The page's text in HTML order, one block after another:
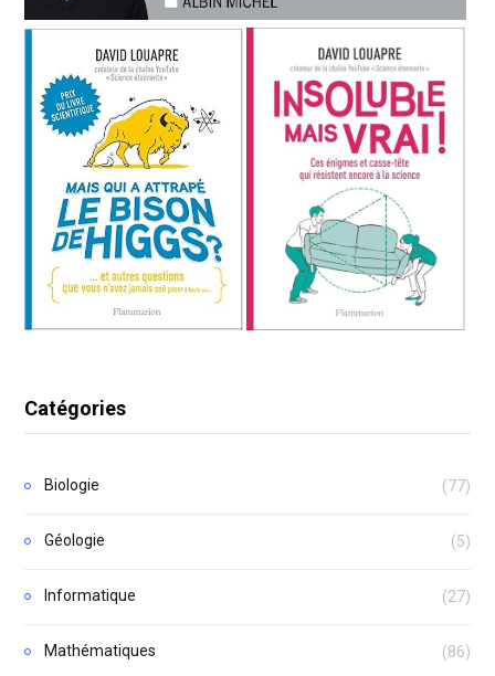
Catégories
Biologie (77)
Géologie (5)
Informatique (27)
Mathématiques (86)